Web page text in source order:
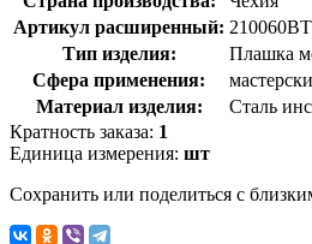
Артикул расширенный: 210060BT
Тип изделия:
Плашка
Сфера применения:
Материал изделия:
Сталь
Кратность заказа: 1
Единица измерения: шт
Сохранить или поделиться с